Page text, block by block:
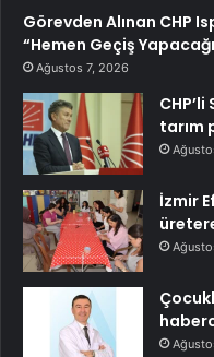
Görevden Alınan CHP
“Hemen Geçiş
Ağustos 7, 2026
tarım
İzmir